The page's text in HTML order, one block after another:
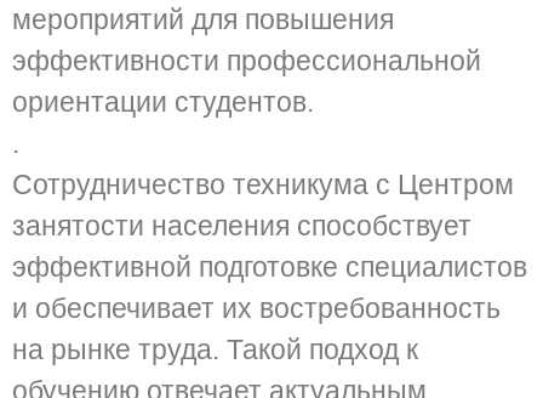
мероприятий для повышения
эффективности профессиональной
ориентации студентов.
.
Сотрудничество техникума с Центром
занятости населения способствует
эффективной подготовке специалистов
и обеспечивает их востребованность
на рынке труда. Такой подход к
обучению отвечает актуальным